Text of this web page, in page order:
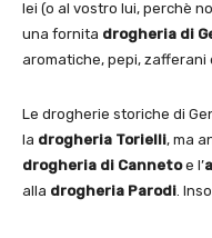
lei (o al vostro lui, perchè
una fornita drogheria di
aromatiche, pepi, zafferani
Le drogherie storiche di
la drogheria Torielli, ma
drogheria di Cannetoe l’
alla drogheria Parodi .